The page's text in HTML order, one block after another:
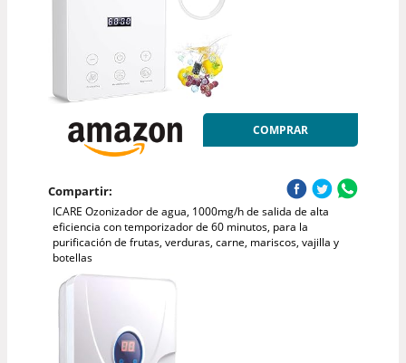
COMPRAR
Compartir:
ICARE Ozonizador de agua, 1000mg/h de salida de alta
eficiencia con temporizador de 60 minutos, para la
purificación de frutas, verduras, carne, mariscos, vajilla y
botellas